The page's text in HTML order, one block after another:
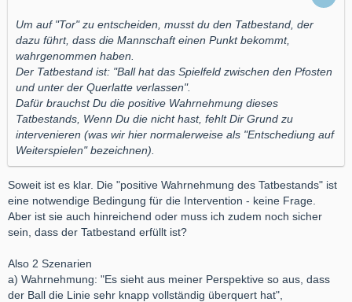
Um auf "Tor" zu entscheiden, musst du den Tatbestand, der
dazu führt, dass die Mannschaft einen Punkt bekommt,
wahrgenommen haben.
Der Tatbestand ist: "Ball hat das Spielfeld zwischen den Pfosten
und unter der Querlatte verlassen".
Dafür brauchst Du die positive Wahrnehmung dieses
Tatbestands, Wenn Du die nicht hast, fehlt Dir Grund zu
intervenieren (was wir hier normalerweise als "Entschediung auf
Weiterspielen" bezeichnen).
Soweit ist es klar. Die "positive Wahrnehmung des Tatbestands" ist
eine notwendige Bedingung für die Intervention - keine Frage.
Aber ist sie auch hinreichend oder muss ich zudem noch sicher
sein, dass der Tatbestand erfüllt ist?
Also 2 Szenarien
a) Wahrnehmung: "Es sieht aus meiner Perspektive so aus, dass
der Ball die Linie sehr knapp vollständig überquert hat",